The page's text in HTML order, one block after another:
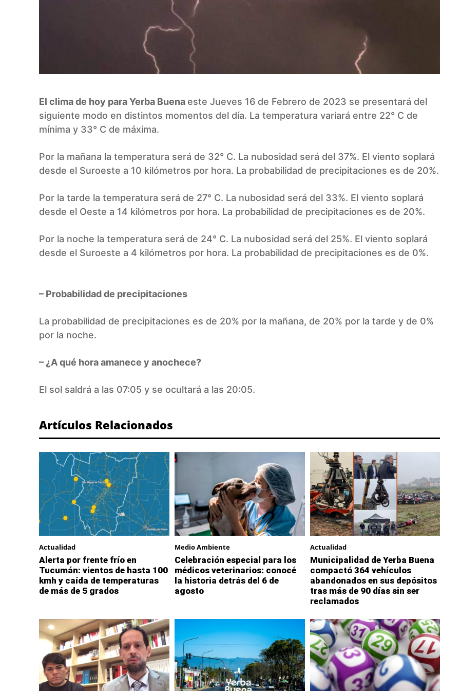
El clima de hoy para Yerba Buena este Jueves 16 de Febrero de 2023 se presentará del
siguiente modo en distintos momentos del día. La temperatura variará entre 22° C de
mínima y 33° C de máxima.
Por la mañana la temperatura será de 32° C. La nubosidad será del 37%. El viento soplará
desde el Suroeste a 10 kilómetros por hora. La probabilidad de precipitaciones es de 20%.
Por la tarde la temperatura será de 27° C. La nubosidad será del 33%. El viento soplará
desde el Oeste a 14 kilómetros por hora. La probabilidad de precipitaciones es de 20%.
Por la noche la temperatura será de 24° C. La nubosidad será del 25%. El viento soplará
desde el Suroeste a 4 kilómetros por hora. La probabilidad de precipitaciones es de 0%.
– Probabilidad de precipitaciones
La probabilidad de precipitaciones es de 20% por la mañana, de 20% por la tarde y de 0%
por la noche.
– ¿A qué hora amanece y anochece?
El sol saldrá a las 07:05 y se ocultará a las 20:05.
Artículos Relacionados
Actualidad
Alerta por frente frío en
Tucumán: vientos de hasta 100
kmh y caída de temperaturas
de más de 5 grados
Medio Ambiente
Celebración especial para los
médicos veterinarios: conocé
la historia detrás del 6 de
agosto
Actualidad
Municipalidad de Yerba Buena
compactó 364 vehículos
abandonados en sus depósitos
tras más de 90 días sin ser
reclamados